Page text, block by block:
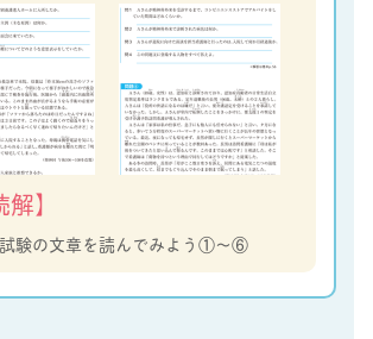
】
験の文章を読んでみよう①～⑥